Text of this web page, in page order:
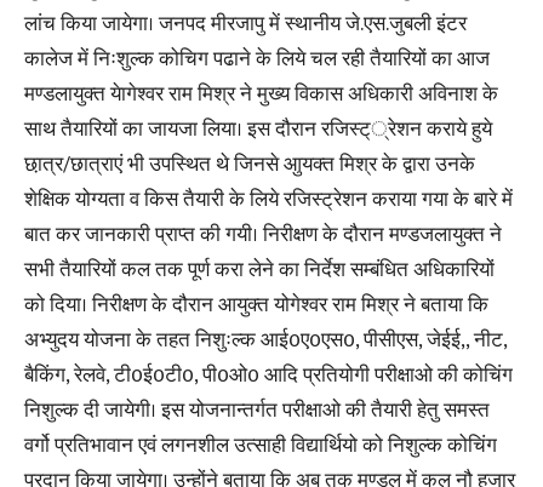
लांच किया जायेगा। जनपद मीरजापु में स्थानीय जे.एस.जुबली इंटर
कालेज में निःशुल्क कोचिग पढाने के लिये चल रही तैयारियों का आज
मण्डलायुक्त येागेश्वर राम मिश्र ने मुख्य विकास अधिकारी अविनाश के
साथ तैयारियों का जायजा लिया। इस दौरान रजिस्ट््रेशन कराये हुये
छा़त्र/छात्राएं भी उपस्थित थे जिनसे आुयक्त मिश्र के द्वारा उनके
शेक्षिक योग्यता व किस तैयारी के लिये रजिस्ट्रेशन कराया गया के बारे में
बात कर जानकारी प्राप्त की गयी। निरीक्षण के दौरान मण्डजलायुक्त ने
सभी तैयारियों कल तक पूर्ण करा लेने का निर्देश सम्बंधित अधिकारियों
को दिया। निरीक्षण के दौरान आयुक्त योगेश्वर राम मिश्र ने बताया कि
अभ्युदय योजना के तहत निशुःल्क आई0ए0एस0, पीसीएस, जेईई,, नीट,
बैकिंग, रेलवे, टी0ई0टी0, पी0ओ0 आदि प्रतियोगी परीक्षाओ की कोचिंग
निशुल्क दी जायेगी। इस योजनान्तर्गत परीक्षाओ की तैयारी हेतु समस्त
वर्गो प्रतिभावान एवं लगनशील उत्साही विद्यार्थियो को निशुल्क कोचिंग